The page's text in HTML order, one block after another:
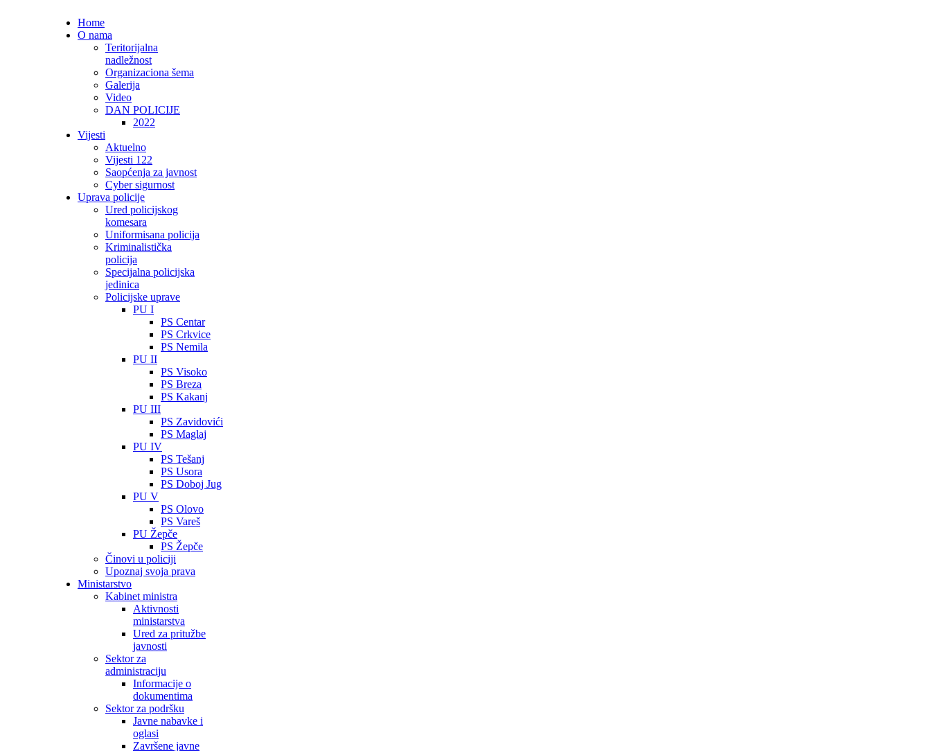
Home
O nama
Teritorijalna
nadležnost
Organizaciona šema
Galerija
Video
DAN POLICIJE
2022
Vijesti
Aktuelno
Vijesti 122
Saopćenja za javnost
Cyber sigurnost
Uprava policije
Ured policijskog
komesara
Uniformisana policija
Kriminalistička
policija
Specijalna policijska
jedinica
Policijske uprave
PU I
PS Centar
PS Crkvice
PS Nemila
PU II
PS Visoko
PS Breza
PS Kakanj
PU III
PS Zavidovići
PS Maglaj
PU IV
PS Tešanj
PS Usora
PS Doboj Jug
PU V
PS Olovo
PS Vareš
PU Žepče
PS Žepče
Činovi u policiji
Upoznaj svoja prava
Ministarstvo
Kabinet ministra
Aktivnosti
ministarstva
Ured za pritužbe
javnosti
Sektor za
administraciju
Informacije o
dokumentima
Sektor za podršku
Javne nabavke i
oglasi
Završene javne